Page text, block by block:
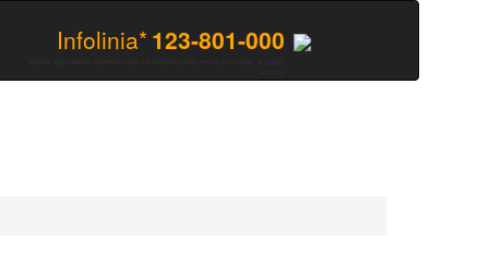
Infolinia* 123-801-000